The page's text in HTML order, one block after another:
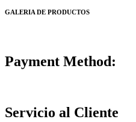
GALERIA DE PRODUCTOS
Payment Method:
Servicio al Cliente